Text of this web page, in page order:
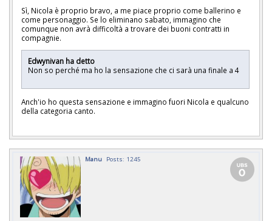
Sì, Nicola è proprio bravo, a me piace proprio come ballerino e
come personaggio. Se lo eliminano sabato, immagino che
comunque non avrà difficoltà a trovare dei buoni contratti in
compagnie.
Edwynivan ha detto
Non so perché ma ho la sensazione che ci sarà una finale a 4
Anch'io ho questa sensazione e immagino fuori Nicola e qualcuno
della categoria canto.
Manu Posts: 1245